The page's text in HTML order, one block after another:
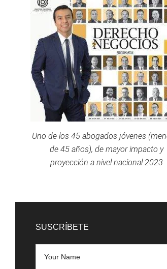
Uno de los 45 abogados jóvenes
de 45 años), de mayor impacto y
proyección a nivel nacional 2023
SUSCRÍBETE